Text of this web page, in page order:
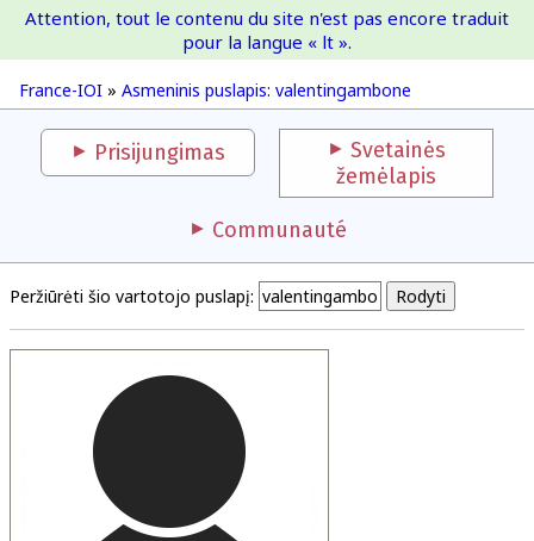
France-IOI
France-IOI » Asmeninis puslapis: valentingambone
Attention, tout le contenu du site n'est pas encore traduit
pour la langue « lt ».
Prisijungimas
Svetainės
žemėlapis
Communauté
Peržiūrėti šio vartotojo puslapį: